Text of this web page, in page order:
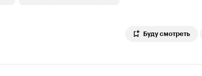
Буду смотреть